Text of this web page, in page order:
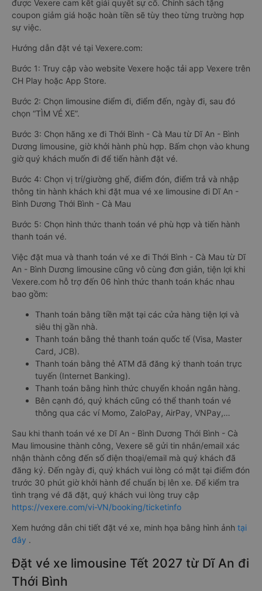
được Vexere cam kết giải quyết sự cố. Chính sách tặng
coupon giảm giá hoặc hoàn tiền sẽ tùy theo từng trường hợp
sự việc.
Hướng dẫn đặt vé tại Vexere.com:
Bước 1: Truy cập vào website Vexere hoặc tải app Vexere trên
CH Play hoặc App Store.
Bước 2: Chọn limousine điểm đi, điểm đến, ngày đi, sau đó
chọn “TÌM VÉ XE”.
Bước 3: Chọn hãng xe đi Thới Bình - Cà Mau từ Dĩ An - Bình
Dương limousine, giờ khởi hành phù hợp. Bấm chọn vào khung
giờ quý khách muốn đi để tiến hành đặt vé.
Bước 4: Chọn vị trí/giường ghế, điểm đón, điểm trả và nhập
thông tin hành khách khi đặt mua vé xe limousine đi Dĩ An -
Bình Dương Thới Bình - Cà Mau
Bước 5: Chọn hình thức thanh toán vé phù hợp và tiến hành
thanh toán vé.
Việc đặt mua và thanh toán vé xe đi Thới Bình - Cà Mau từ Dĩ
An - Bình Dương limousine cũng vô cùng đơn giản, tiện lợi khi
Vexere.com hỗ trợ đến 06 hình thức thanh toán khác nhau
bao gồm:
Thanh toán bằng tiền mặt tại các cửa hàng tiện lợi và
siêu thị gần nhà.
Thanh toán bằng thẻ thanh toán quốc tế (Visa, Master
Card, JCB).
Thanh toán bằng thẻ ATM đã đăng ký thanh toán trực
tuyến (Internet Banking).
Thanh toán bằng hình thức chuyển khoản ngân hàng.
Bên cạnh đó, quý khách cũng có thể thanh toán vé
thông qua các ví Momo, ZaloPay, AirPay, VNPay,…
Sau khi thanh toán vé xe Dĩ An - Bình Dương Thới Bình - Cà
Mau limousine thành công, Vexere sẽ gửi tin nhắn/email xác
nhận thành công đến số điện thoại/email mà quý khách đã
đăng ký. Đến ngày đi, quý khách vui lòng có mặt tại điểm đón
trước 30 phút giờ khởi hành để chuẩn bị lên xe. Để kiểm tra
tình trạng vé đã đặt, quý khách vui lòng truy cập
https://vexere.com/vi-VN/booking/ticketinfo
Xem hướng dẫn chi tiết đặt vé xe, minh họa bằng hình ảnh tại
đây .
Đặt vé xe limousine Tết 2027 từ Dĩ An đi
Thới Bình